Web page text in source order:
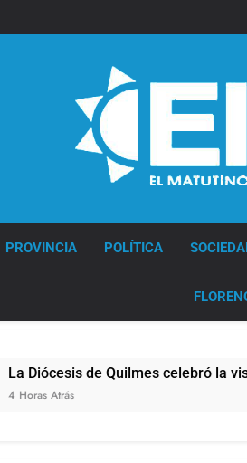
PROVINCIA POLÍTICA
de Quilmes celebró la visita